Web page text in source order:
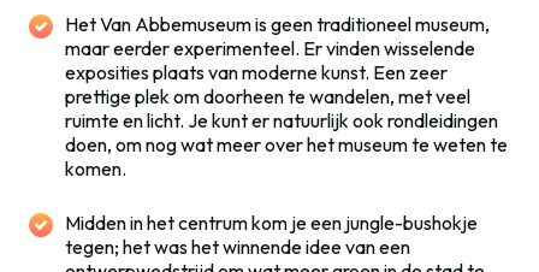
Het Van Abbemuseum is geen traditioneel museum,
maar eerder experimenteel. Er vinden wisselende
exposities plaats van moderne kunst. Een zeer
prettige plek om doorheen te wandelen, met veel
ruimte en licht. Je kunt er natuurlijk ook rondleidingen
doen, om nog wat meer over het museum te weten te
komen.
Midden in het centrum kom je een jungle-bushokje
tegen; het was het winnende idee van een